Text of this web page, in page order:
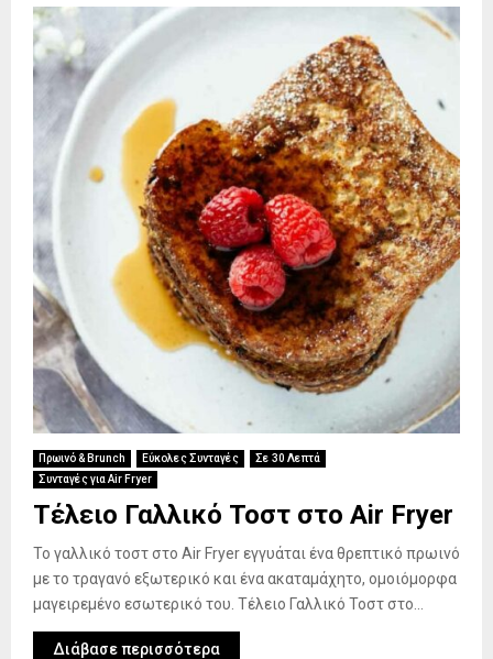
Πρωινό & Brunch Εύκολες Συνταγές
Σε 30 Λεπτά
Συνταγές για Air Fryer
Τέλειο Γαλλικό Τοστ στο Air Fryer
Το γαλλικό τοστ στο Air Fryer εγγυάται ένα θρεπτικό πρωινό
με το τραγανό εξωτερικό και ένα ακαταμάχητο, ομοιόμορφα
μαγειρεμένο εσωτερικό του. Τέλειο Γαλλικό Τοστ στο...
Διάβασε περισσότερα